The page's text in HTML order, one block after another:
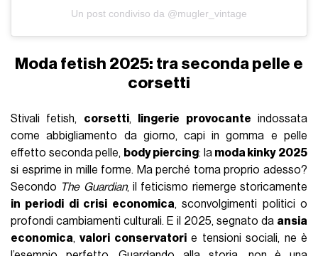
Un post condiviso da @mugler_vintage
Moda fetish 2025: tra seconda pelle e
corsetti
Stivali fetish, corsetti, lingerie provocante indossata
come abbigliamento da giorno, capi in gomma e pelle
effetto seconda pelle, body piercing: la moda kinky 2025
si esprime in mille forme. Ma perché torna proprio adesso?
Secondo The Guardian, il feticismo riemerge storicamente
in periodi di crisi economica, sconvolgimenti politici o
profondi cambiamenti culturali. E il 2025, segnato da ansia
economica,valori conservatorie tensioni sociali, ne è